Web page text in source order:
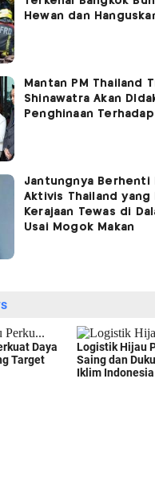
Hewan dan
Mantan PM Thailand
Shinawatra Akan
Penghinaan
Jantungnya Berhenti
Aktivis Thailand yang
Kerajaan Tewas di
Usai Mogok Makan